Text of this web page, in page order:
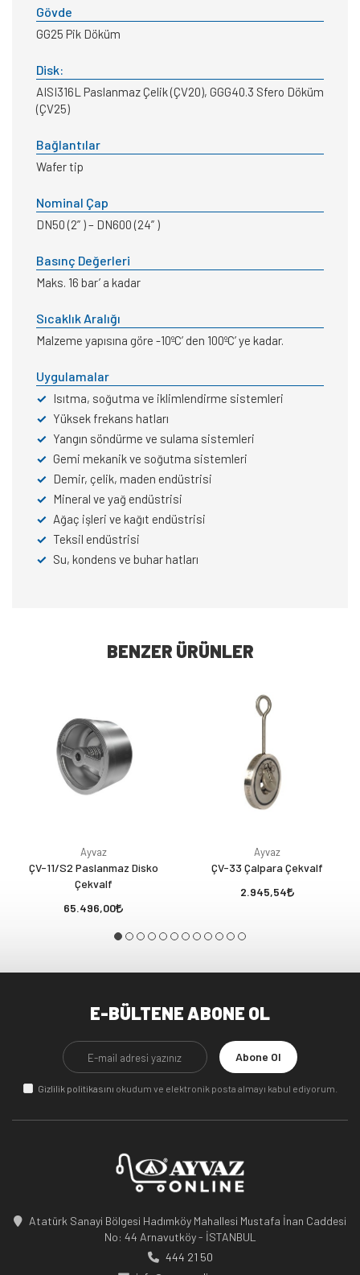
Gövde
GG25 Pik Döküm
Disk:
AISI316L Paslanmaz Çelik (ÇV20), GGG40.3 Sfero Döküm
(ÇV25)
Bağlantılar
Wafer tip
Nominal Çap
DN50 (2” ) – DN600 (24” )
Basınç Değerleri
Maks. 16 bar’ a kadar
Sıcaklık Aralığı
Malzeme yapısına göre -10ºC’ den 100ºC’ ye kadar.
Uygulamalar
✓ Isıtma, soğutma ve iklimlendirme sistemleri
✓ Yüksek frekans hatları
✓ Yangın söndürme ve sulama sistemleri
✓ Gemi mekanik ve soğutma sistemleri
✓ Demir, çelik, maden endüstrisi
✓ Mineral ve yağ endüstrisi
✓ Ağaç işleri ve kağıt endüstrisi
✓ Teksil endüstrisi
✓ Su, kondens ve buhar hatları
BENZER ÜRÜNLER
Ayvaz
ÇV-11/S2 Paslanmaz Disko
Çekvalf
65.496,00
Ayvaz
ÇV-33 Çalpara Çekvalf
2.945,54
E-BÜLTENE ABONE OL
Abone Ol
Gizlilik politikasını okudum ve elektronik posta almayı kabul ediyorum.
Atatürk Sanayi Bölgesi Hadımköy Mahallesi Mustafa İnan Caddesi
No: 44 Arnavutköy - İSTANBUL
444 21 50